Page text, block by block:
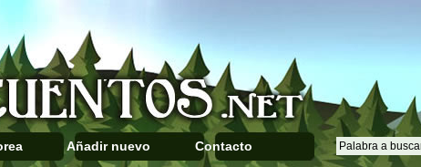
Añadir nuevo Contacto